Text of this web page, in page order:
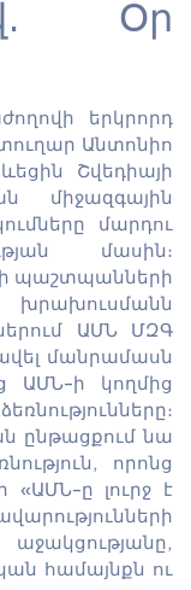
Օր
երկրորդ
Անտոնիո
Շվեդիայի
միջազգային
մարդու
մասին։
պաշտպանների
ԱՄՆ ՄԶԳ
մանրամասն
ԱՄՆ-ի կողմից
ընթացքում նա
որոնց
«ԱՄՆ-ը լուրջ է
համայնքն ու